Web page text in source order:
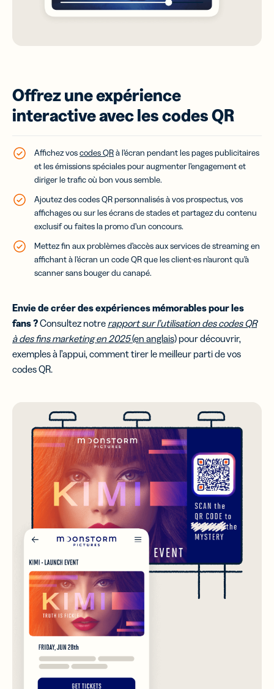
Offrez une expérience
interactive avec les codes QR
Affichez voscodes QRà l’écran pendant les pages publicitaires
et les émissions spéciales pour augmenter l’engagement et
diriger le trafic où bon vous semble.
Ajoutez des codes QR personnalisés à vos prospectus, vos
affichages ou sur les écrans de stades et partagez du contenu
exclusif ou faites la promo d’un concours.
Mettez fin aux problèmes d’accès aux services de streaming en
affichant à l’écran un code QR que les client·es n’auront qu’à
scanner sans bouger du canapé.
Envie de créer des expériences mémorables pour les
fans ?Consultez notre rapport sur l’utilisation des codes QR
à des fins marketing en 2025(en anglais) pour découvrir,
exemples à l’appui, comment tirer le meilleur parti de vos
codes QR.